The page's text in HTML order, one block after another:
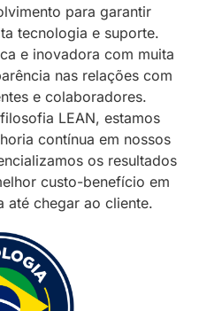
para garantir
tecnologia e suporte.
e inovadora com muita
nas relações com
e colaboradores.
LEAN, estamos
contínua em nossos
os resultados
custo-benefício em
até chegar ao cliente.